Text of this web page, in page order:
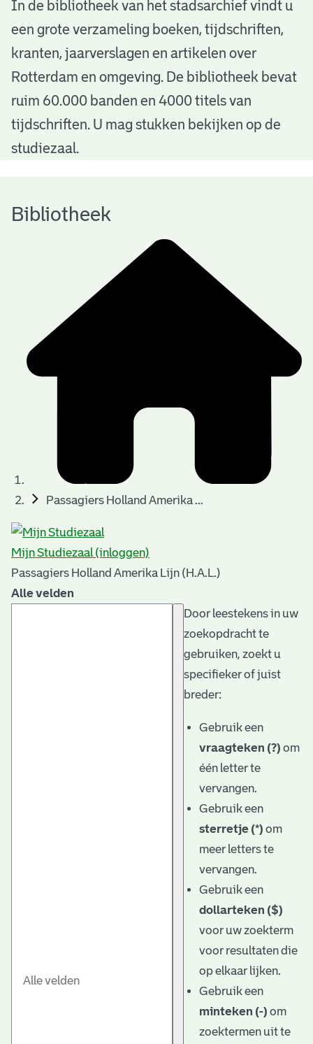
B
b
o
h
In de bibliotheek van het stadsarchief vindt u
een grote verzameling boeken, tijdschriften,
kranten, jaarverslagen en artikelen over
Rotterdam en omgeving. De bibliotheek bevat
ruim 60.000 banden en 4000 titels van
tijdschriften. U mag stukken bekijken op de
studiezaal.
Bibliotheek
Passagiers Holland Amerika ...
Mijn Studiezaal (inloggen)
Passagiers Holland Amerika Lijn (H.A.L.)
Alle velden
Door leestekens in uw
zoekopdracht te
gebruiken, zoekt u
specifieker of juist
breder:
Gebruik een
vraagteken (?) om
één letter te
vervangen.
Gebruik een
sterretje (*) om
meer letters te
vervangen.
Gebruik een
dollarteken ($)
voor uw zoekterm
voor resultaten die
op elkaar lijken.
Gebruik een
minteken (-) om
zoektermen uit te